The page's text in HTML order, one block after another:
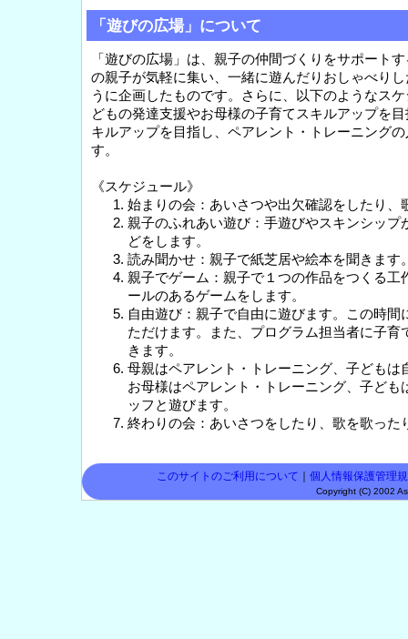
「遊びの広場」について
「遊びの広場」は、親子の仲間づくりをサポート
の親子が気軽に集い、一緒に遊んだりおしゃべり
うに企画したものです。さらに、以下のようなス
どもの発達支援やお母様の子育てスキルアップを
キルアップを目指し、ペアレント・トレーニング
す。
《スケジュール》
始まりの会：あいさつや出欠確認をしたり、
親子のふれあい遊び：手遊びやスキンシップ
どをします。
読み聞かせ：親子で紙芝居や絵本を聞きます
親子でゲーム：親子で１つの作品をつくる工
ールのあるゲームをします。
自由遊び：親子で自由に遊びます。この時間
ただけます。また、プログラム担当者に子育
きます。
母親はペアレント・トレーニング、子どもは
お母様はペアレント・トレーニング、子ども
ッフと遊びます。
終わりの会：あいさつをしたり、歌を歌った
このサイトのご利用について 個人情報保護管理
Copyright (C) 2002